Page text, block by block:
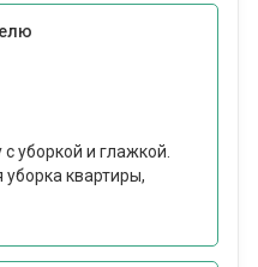
уборкой и глажкой.
квартиры,